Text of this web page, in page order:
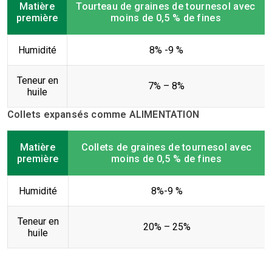
Matière
première
Tourteau de graines de tournesol avec
moins de 0,5 % de fines
Humidité 8% -9 %
Teneur en
huile
7% – 8%
Collets expansés comme ALIMENTATION
Matière
première
Collets de graines de tournesol avec
moins de 0,5 % de fines
Humidité 8%-9 %
Teneur en
huile
20% – 25%